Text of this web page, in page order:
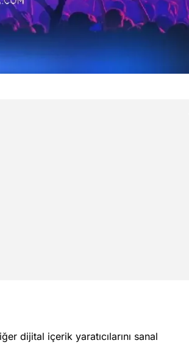
dijital içerik yaratıcılarını sanal